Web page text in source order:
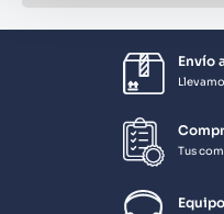
Envío
Tus